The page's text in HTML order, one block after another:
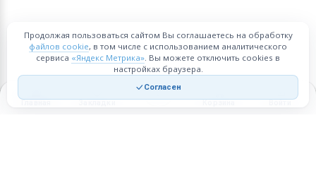
Главная Закладки Корзина Войти
Продолжая пользоваться сайтом Вы соглашаетесь на обработку
файлов cookie, в том числе с использованием аналитического
сервиса «Яндекс Метрика». Вы можете отключить cookies в
настройках браузера.
Согласен